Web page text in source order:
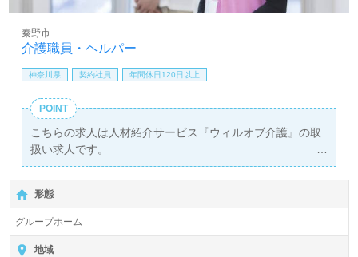
LINE、メール、お電話などご希望に応じてお問い合わせ/ご
料サービスをご利用いただけます。＜非公開求人も取扱い
あり！＞"転職支援"のプロと一緒に転職活動！お問い合わ
せお待ちしております。
介護職員・ヘルパー
秦野市
神奈川県 契約社員 年間休日120日以上
POINT
こちらの求人は人材紹介サービス『ウィルオブ介護』の取
扱い求人です。
詳細に関してお気軽にご相談ください♪
【無料】で皆さんの転職活動をサポートいたします。
形態
グループホーム
地域